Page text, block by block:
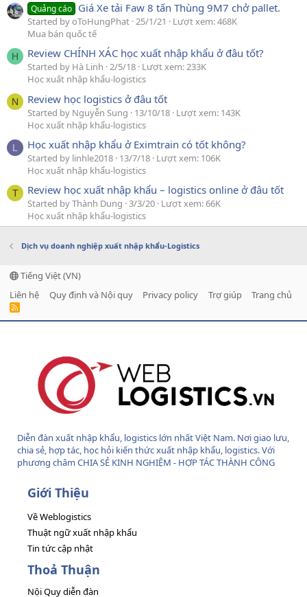
Quảng cáo Giá Xe tải Faw 8 tấn Thùng 9M7 chở pallet.
Started by oToHungPhat 25/1/21
Lượt xem: 468K
Mua bán quốc tế
H Review CHÍNH XÁC học xuất nhập khẩu ở đâu tốt?
Started by Hà Linh 2/5/18 Lượt xem: 233K
Học xuất nhập khẩu-logistics
N Review học logistics ở đâu tốt
Started by Nguyễn Sung 13/10/18 Lượt xem: 143K
Học xuất nhập khẩu-logistics
L Học xuất nhập khẩu ở Eximtrain có tốt không?
Started by linhle2018 13/7/18 Lượt xem: 106K
Học xuất nhập khẩu-logistics
T Review học xuất nhập khẩu – logistics online ở đâu tốt
Started by Thành Dung 3/3/20 Lượt xem: 66K
Học xuất nhập khẩu-logistics
Dịch vụ doanh nghiệp xuất nhập khẩu-Logistics
Tiếng Việt (VN)
Liên hệ
Quy định và Nội quy Privacy policy Trợ giúp Trang chủ
R
Diễn đàn xuất nhập khẩu, logistics lớn nhất Việt Nam. Nơi giao lưu,
chia sẻ, hợp tác, học hỏi kiến thức xuất nhập khẩu, logistics. Với
phương châm CHIA SẺ KINH NGHIỆM - HỢP TÁC THÀNH CÔNG
Giới Thiệu
Về Weblogistics
Thuật ngữ xuất nhập khẩu
Tin tức cập nhật
Thoả Thuận
Nội Quy diễn đàn